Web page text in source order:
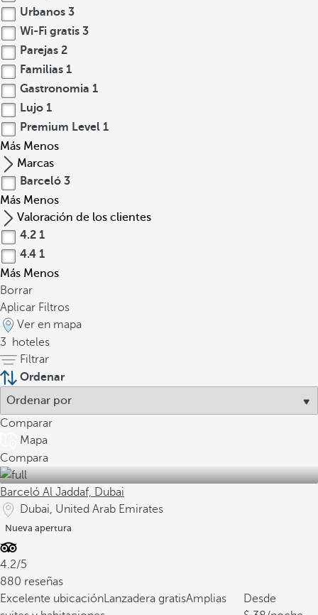
Urbanos 3
Wi-Fi gratis 3
Parejas 2
Familias 1
Gastronomia 1
Lujo 1
Premium Level 1
Más Menos
Marcas
Barceló 3
Más Menos
Valoración de los clientes
4.2 1
4.4 1
Más Menos
Borrar
Aplicar Filtros
Ver en mapa
3
hoteles
Filtrar
Ordenar
Comparar
Mapa
Compara
Barceló Al Jaddaf, Dubai
Dubai, United Arab Emirates
Nueva apertura
4.2/5
880 reseñas
Excelente ubicaciónLanzadera gratisAmplias
Desde